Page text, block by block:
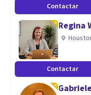
Contactar
Regina
Contactar